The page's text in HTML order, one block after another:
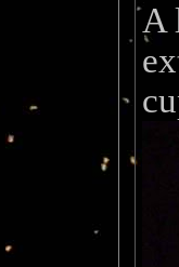
A